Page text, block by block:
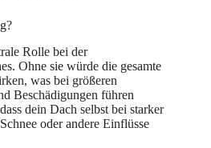
Rolle bei der
Ohne sie würde die gesamte
was bei größeren
Beschädigungen führen
dein Dach selbst bei starker
oder andere Einflüsse